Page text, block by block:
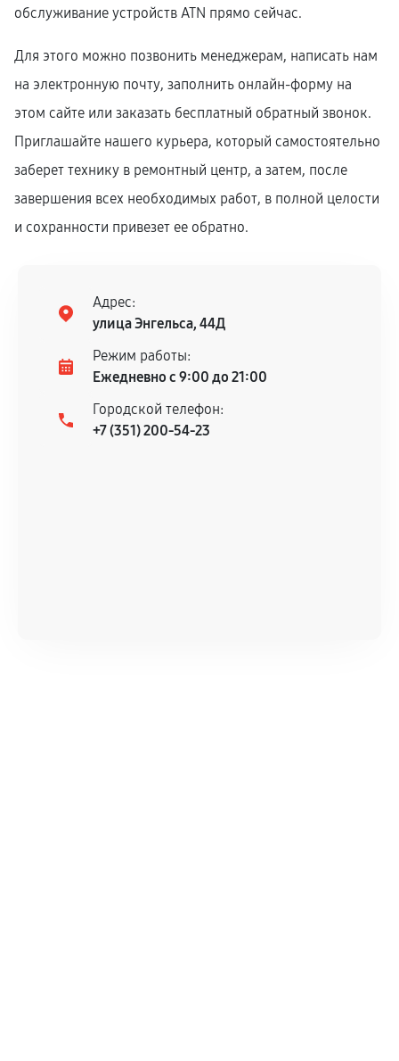
обслуживание устройств ATN прямо сейчас.
Для этого можно позвонить менеджерам, написать нам
на электронную почту, заполнить онлайн-форму на
этом сайте или заказать бесплатный обратный звонок.
Приглашайте нашего курьера, который самостоятельно
заберет технику в ремонтный центр, а затем, после
завершения всех необходимых работ, в полной целости
и сохранности привезет ее обратно.
Адрес:
улица Энгельса, 44Д
Режим работы:
Ежедневно с 9:00 до 21:00
Городской телефон:
+7 (351) 200-54-23